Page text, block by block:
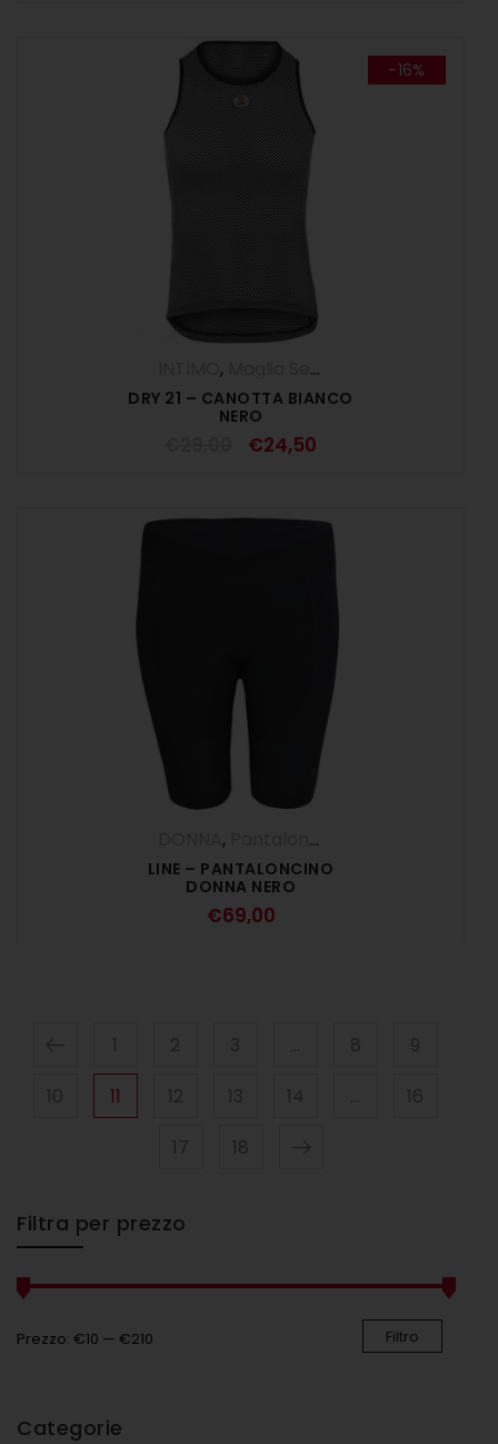
-16%
,
DRY 21 – CANOTTA BIANCO
NERO
€24,50
,
LINE – PANTALONCINO
DONNA NERO
€69,00
1 2 3 8
9
10
11 12 13 14
16
17
18
Filtra per prezzo
Filtro
Prezzo: €10 — €210
Categorie